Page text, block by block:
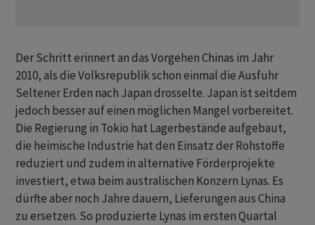
Der ​Schritt erinnert an das Vorgehen Chinas im Jahr
2010, als ​die Volksrepublik schon einmal die Ausfuhr
Seltener ​Erden nach Japan drosselte. Japan ist seitdem
jedoch besser auf einen möglichen Mangel vorbereitet.
Die Regierung in ‌Tokio hat Lagerbestände aufgebaut,
die heimische Industrie hat den Einsatz der Rohstoffe
reduziert und zudem in alternative Förderprojekte
investiert, etwa beim australischen Konzern Lynas. Es
dürfte aber noch Jahre ​dauern, Lieferungen ​aus China
zu ersetzen. So produzierte ⁠Lynas im ersten Quartal